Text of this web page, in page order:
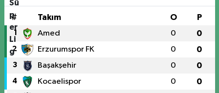
# Takım O P
1 Amed 0 0
2 Erzurumspor FK 0 0
3 Başakşehir 0 0
4 Kocaelispor 0 0